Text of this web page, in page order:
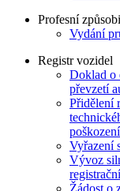
Profesní
Vydání
Registr vozidel
Doklad o
převzetí
Přidělení
Vyřazení
Vývoz
Žádost o